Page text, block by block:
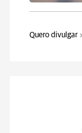
Quero divulgar